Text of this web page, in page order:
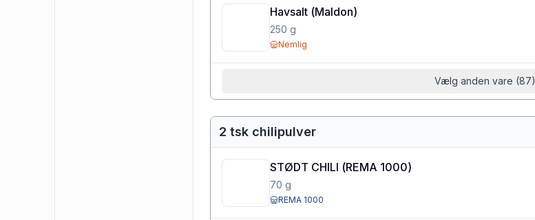
Havsalt (Maldon)
250 g
Nemlig
Vælg anden vare (87)
2 tsk chilipulver
STØDT CHILI (REMA 1000)
70 g
REMA 1000